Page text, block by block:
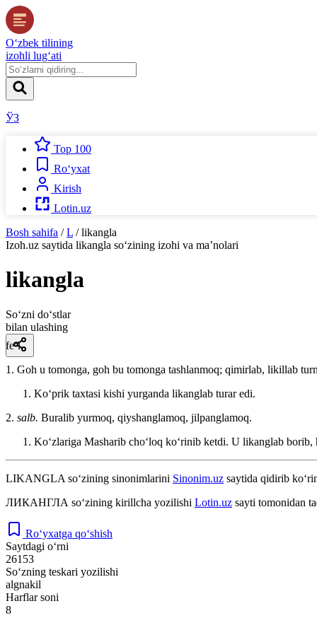
O‘zbek tilining
izohli lug‘ati
ЎЗ
Top 100
Ro‘yxat
Kirish
Lotin.uz
Bosh sahifa / L / likangla
Izoh.uz saytida likangla so‘zining izohi va ma’nolari
likangla
So‘zni do‘stlar
bilan ulashing
fe’l
1. Goh u tomonga, goh bu tomonga tashlanmoq; qimirlab, likillab
Koʻprik taxtasi kishi yurganda likanglab turar edi.
2. salb. Buralib yurmoq, qiyshanglamoq, jilpanglamoq.
Koʻzlariga Masharib choʻloq koʻrinib ketdi. U likanglab
LIKANGLA so‘zining sinonimlarini Sinonim.uz saytida qidirib
ЛИКАНГЛА so‘zining kirillcha yozilishi Lotin.uz sayti tomonidan
Ro‘yxatga qo‘shish
Saytdagi o‘rni
26153
So‘zning teskari yozilishi
algnakil
Harflar soni
8